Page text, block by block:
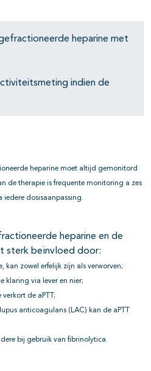
heparine met
indien de
heparine moet altijd gemonitord
de therapie is frequente monitoring a zes
iedere dosisaanpassing.
heparine en de
sterk beïnvloed door:
kan zowel erfelijk zijn als verworven;
klaring via lever en nier;
de aPTT;
anticoagulans (LAC) kan de aPTT
bij gebruik van fibrinolytica.